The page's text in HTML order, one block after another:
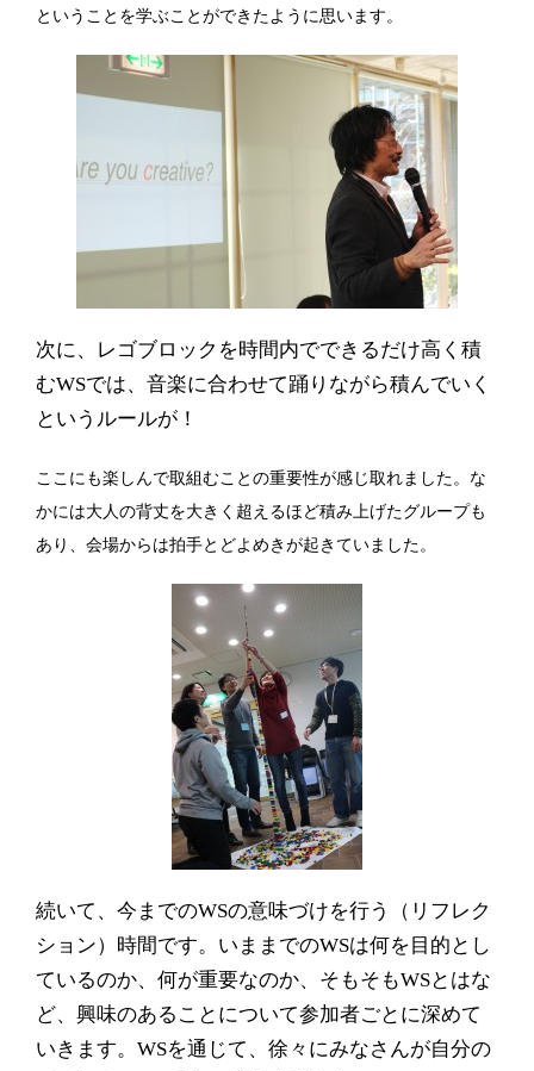
ということを学ぶことができたように思います。
次に、レゴブロックを時間内でできるだけ高く積
むWSでは、音楽に合わせて踊りながら積んでいく
というルールが！
ここにも楽しんで取組むことの重要性が感じ取れました。な
かには大人の背丈を大きく超えるほど積み上げたグループも
あり、会場からは拍手とどよめきが起きていました。
続いて、今までのWSの意味づけを行う（リフレク
ション）時間です。いままでのWSは何を目的とし
ているのか、何が重要なのか、そもそもWSとはな
ど、興味のあることについて参加者ごとに深めて
いきます。 WSを通じて、徐々にみなさんが自分の